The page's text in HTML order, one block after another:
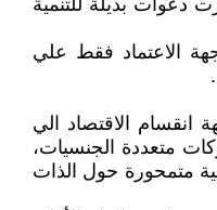
بديلة للتنمية
الاعتماد فقط علي
انقسام الاقتصاد الي
متعددة الجنسيات،
متمحورة حول الذات